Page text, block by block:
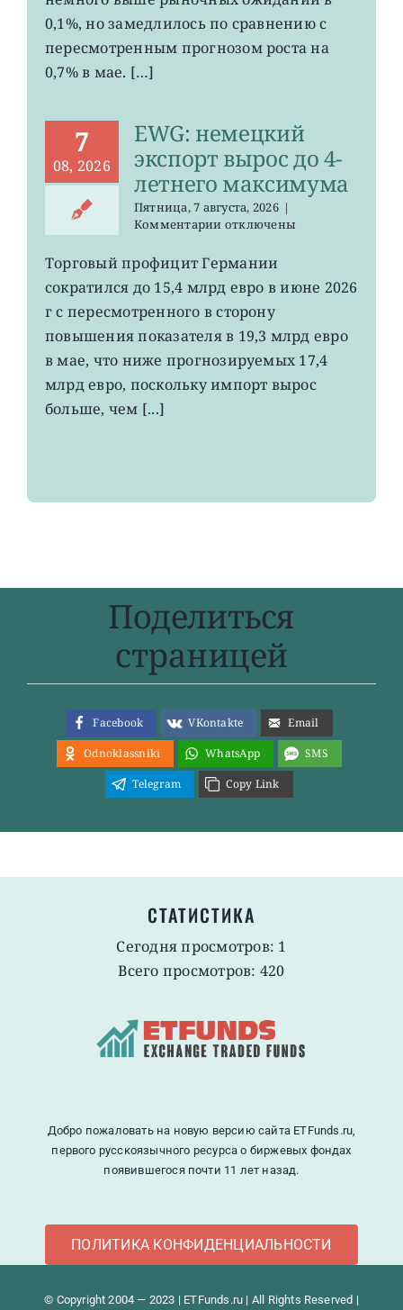
до
0,2%
0,1%, но замедлилось по сравнению с
пересмотренным прогнозом роста на
0,7% в мае. […]
7
08, 2026
EWG: немецкий
экспорт вырос до 4-
летнего максимума
Пятница, 7 августа, 2026 |
Комментариик
EWG:
немецкий
экспорт
вырос
4-
летнего
отключены
Торговый профицит Германии
сократился до 15,4 млрд евро в июне 2026
г с пересмотренного в сторону
повышения показателя в 19,3 млрд евро
в мае, что ниже прогнозируемых 17,4
млрд евро, поскольку импорт вырос
больше, чем [...]
Поделиться
страницей
Facebook VKontakte
Email
Odnoklassniki
WhatsApp
SMS
Telegram
Copy Link
СТАТИСТИКА
Сегодня просмотров: 1
Всего просмотров: 420
Добро пожаловать на новую версию сайта ETFunds.ru,
первого русскоязычного ресурса о биржевых фондах
появившегося почти 11 лет назад.
ПОЛИТИКА КОНФИДЕНЦИАЛЬНОСТИ
© Copyright 2004 — 2023 | ETFunds.ru | All Rights Reserved |